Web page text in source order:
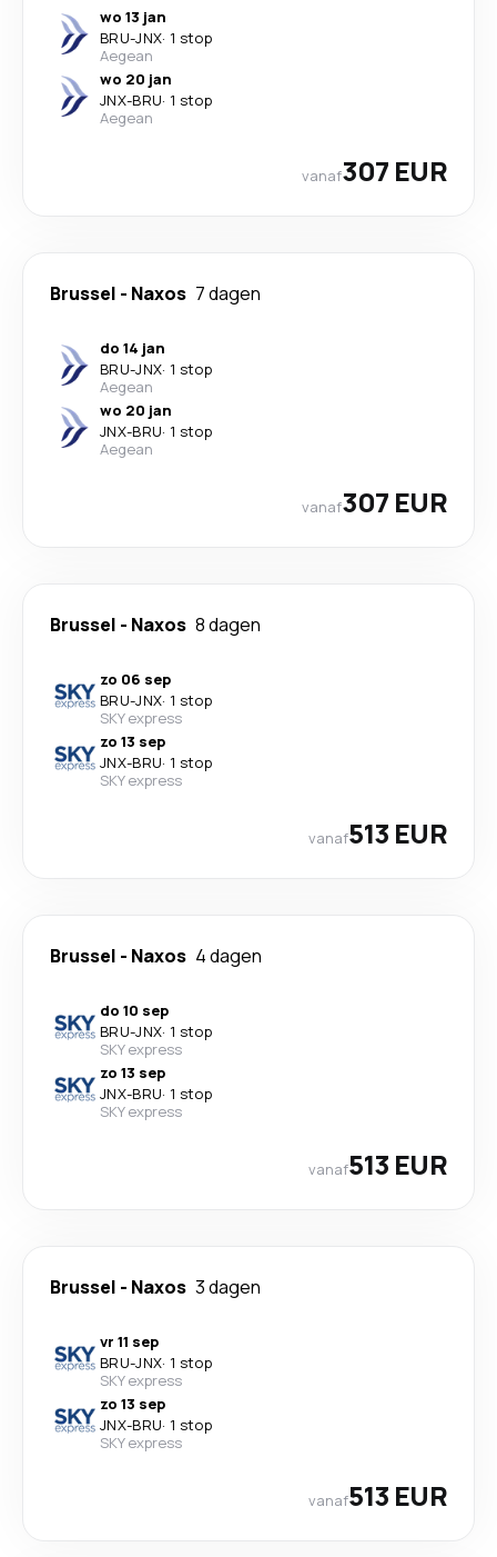
wo 13 jan
BRU-JNX· 1 stop
Aegean
wo 20 jan
JNX-BRU· 1 stop
Aegean
vanaf307 EUR
Brussel - Naxos 7 dagen
do 14 jan
BRU-JNX· 1 stop
Aegean
wo 20 jan
JNX-BRU· 1 stop
Aegean
vanaf307 EUR
Brussel - Naxos 8 dagen
zo 06 sep
BRU-JNX· 1 stop
SKY express
zo 13 sep
JNX-BRU· 1 stop
SKY express
vanaf513 EUR
Brussel - Naxos 4 dagen
do 10 sep
BRU-JNX· 1 stop
SKY express
zo 13 sep
JNX-BRU· 1 stop
SKY express
vanaf513 EUR
Brussel - Naxos 3 dagen
vr 11 sep
BRU-JNX· 1 stop
SKY express
zo 13 sep
JNX-BRU· 1 stop
SKY express
vanaf513 EUR